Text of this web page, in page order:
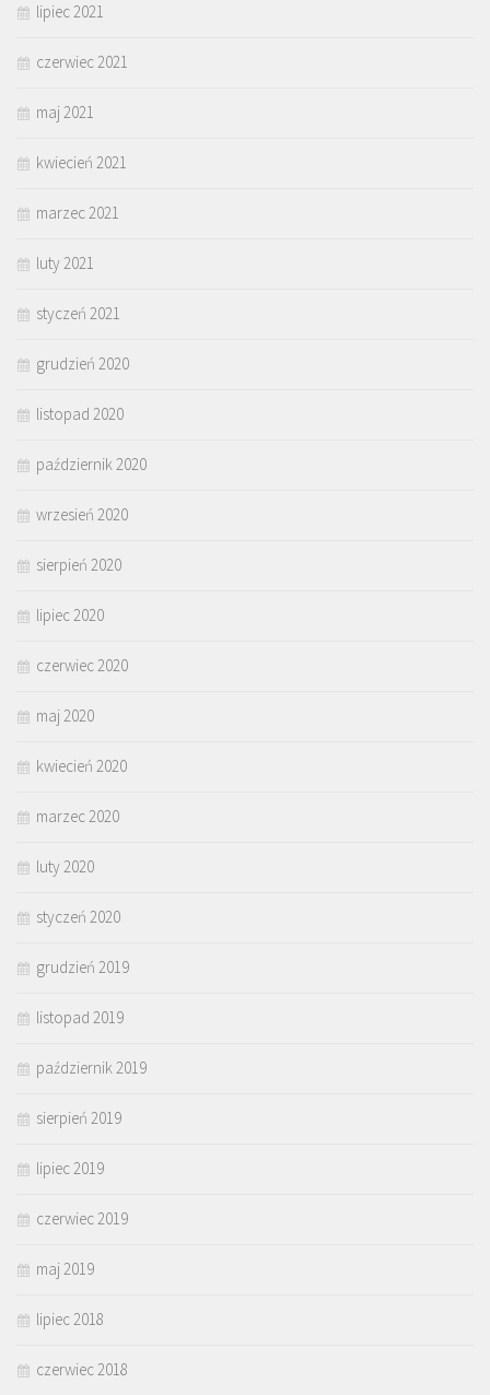
lipiec 2021
czerwiec 2021
maj 2021
kwiecień 2021
marzec 2021
luty 2021
styczeń 2021
grudzień 2020
listopad 2020
październik 2020
wrzesień 2020
sierpień 2020
lipiec 2020
czerwiec 2020
maj 2020
kwiecień 2020
marzec 2020
luty 2020
styczeń 2020
grudzień 2019
listopad 2019
październik 2019
sierpień 2019
lipiec 2019
czerwiec 2019
maj 2019
lipiec 2018
czerwiec 2018